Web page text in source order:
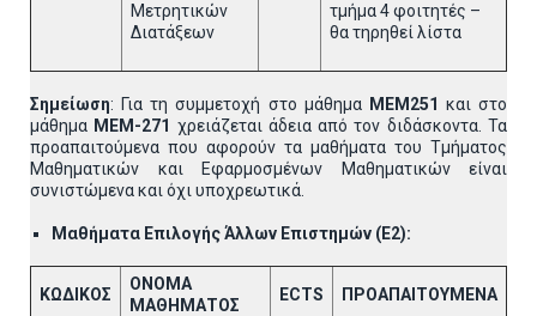
Μετρητικών
Διατάξεων
τμήμα 4 φοιτητές –
θα τηρηθεί λίστα
Σημείωση: Για τη συμμετοχή στο μάθημα ΜΕΜ251 και στο
μάθημα ΜΕΜ-271 χρειάζεται άδεια από τον διδάσκοντα. Τα
προαπαιτούμενα που αφορούν τα μαθήματα του Τμήματος
Μαθηματικών και Εφαρμοσμένων Μαθηματικών είναι
συνιστώμενα και όχι υποχρεωτικά.
Μαθήματα Επιλογής Άλλων Επιστημών (Ε2):
ΚΩΔΙΚΟΣ
ΟΝΟΜΑ
ΜΑΘΗΜΑΤΟΣ
ECTS ΠΡΟΑΠΑΙΤΟΥΜΕΝΑ